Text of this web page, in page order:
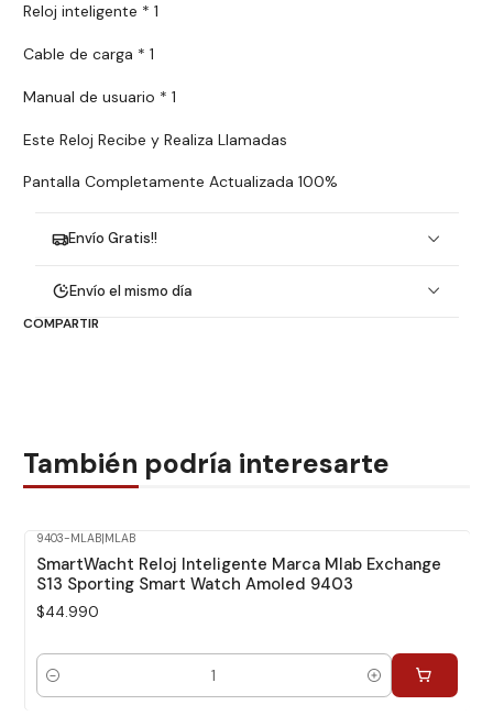
Reloj inteligente * 1
Cable de carga * 1
Manual de usuario * 1
Este Reloj Recibe y Realiza Llamadas
Pantalla Completamente Actualizada 100%
Envío Gratis!!
Envío el mismo día
COMPARTIR
También podría interesarte
9403-MLAB|MLAB
SmartWacht Reloj Inteligente Marca Mlab Exchange
S13 Sporting Smart Watch Amoled 9403
$44.990
Cantidad